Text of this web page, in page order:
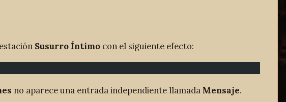
Susurro Íntimocon el siguiente efecto:
no aparece una entrada independiente llamada Mensaje.